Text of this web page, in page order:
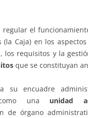
regular el
(la Caja) en los
los requisitos y la
que se constituyan
su encuadre
una unidad
de órgano